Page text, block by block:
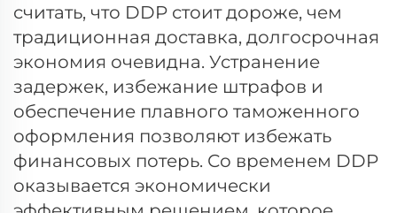
считать, что DDP стоит дороже, чем
традиционная доставка, долгосрочная
экономия очевидна. Устранение
задержек, избежание штрафов и
обеспечение плавного таможенного
оформления позволяют избежать
финансовых потерь. Со временем DDP
оказывается экономически